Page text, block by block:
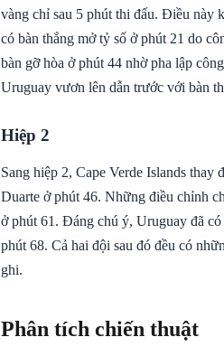
vàng chỉ sau 5 phút thi đấu. Điều này
có bàn thắng mở tỷ số ở phút 21 do
bàn gỡ hòa ở phút 44 nhờ pha lập
Uruguay vươn lên dẫn trước với bàn
Hiệp 2
Sang hiệp 2, Cape Verde Islands
Duarte ở phút 46. Những điều chỉnh
ở phút 61. Đáng chú ý, Uruguay đã
phút 68. Cả hai đội sau đó đều có
ghi.
Phân tích chiến thuật